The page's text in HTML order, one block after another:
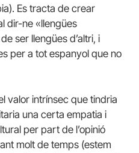
Es tracta de crear
dir-ne «llengües
ser llengües d’altri, i
per a tot espanyol que no
valor intrínsec que tindria
una certa empatia i
per part de l’opinió
molt de temps (estem